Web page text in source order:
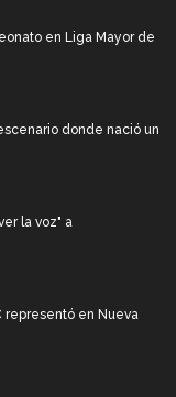
en Liga Mayor de
donde nació un
la voz" a
representó en Nueva